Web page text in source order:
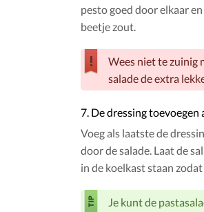
pesto goed door elkaar
beetje zout.
Wees niet te zuinig
salade de extra
7. De dressing toevoegen
Voeg als laatste de
door de salade. Laat de
in de koelkast staan
Je kunt de